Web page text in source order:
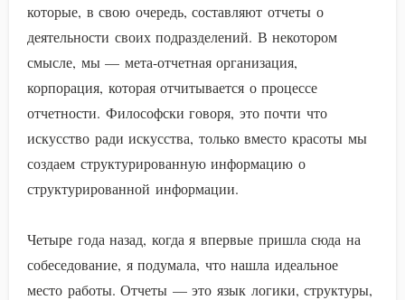
которые, в свою очередь, составляют отчеты о
деятельности своих подразделений. В некотором
смысле, мы — мета-отчетная организация,
корпорация, которая отчитывается о процессе
отчетности. Философски говоря, это почти что
искусство ради искусства, только вместо красоты мы
создаем структурированную информацию о
структурированной информации.
Четыре года назад, когда я впервые пришла сюда на
собеседование, я подумала, что нашла идеальное
место работы. Отчеты — это язык логики, структуры,